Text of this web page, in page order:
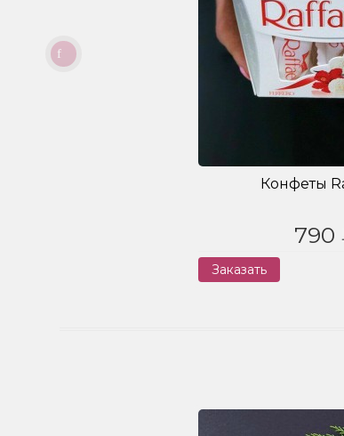
Конфеты
790
Заказать